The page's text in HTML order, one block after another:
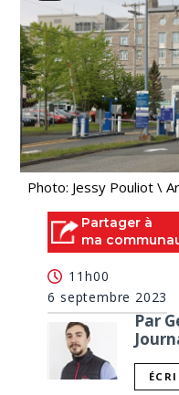
Photo: Jessy Pouliot \
Partager à
ma
11h00
6 septembre 2023
Par